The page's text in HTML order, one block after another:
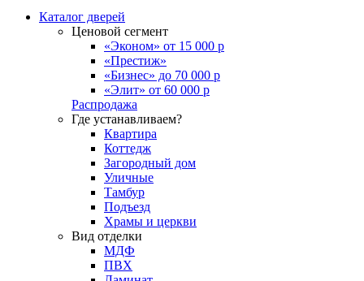
Каталог дверей
Ценовой сегмент
«Эконом» от 15 000 р
«Престиж»
«Бизнес» до 70 000 р
«Элит» от 60 000 р
Распродажа
Где устанавливаем?
Квартира
Коттедж
Загородный дом
Уличные
Тамбур
Подъезд
Храмы и церкви
Вид отделки
МДФ
ПВХ